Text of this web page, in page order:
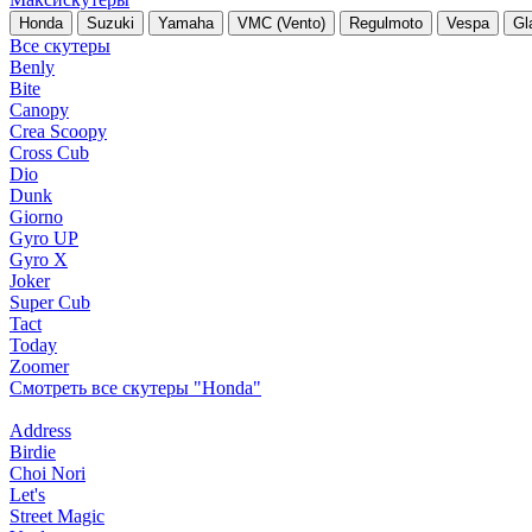
Honda Suzuki Yamaha VMC (Vento) Regulmoto Vespa
Все скутеры
Benly
Bite
Canopy
Crea Scoopy
Cross Cub
Dio
Dunk
Giorno
Gyro UP
Gyro X
Joker
Super Cub
Tact
Today
Zoomer
Смотреть все скутеры "Honda"
Address
Birdie
Choi Nori
Let's
Street Magic